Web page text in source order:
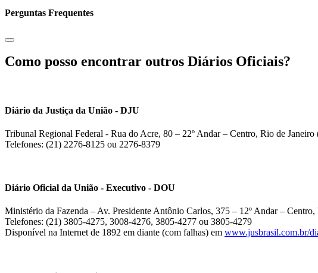
Perguntas Frequentes
Como posso encontrar outros Diários Oficiais?
Diário da Justiça da União - DJU
Tribunal Regional Federal - Rua do Acre, 80 – 22º Andar – Centro, Rio de Janeiro
Telefones: (21) 2276-8125 ou 2276-8379
Diário Oficial da União - Executivo - DOU
Ministério da Fazenda – Av. Presidente Antônio Carlos, 375 – 12º Andar –
Telefones: (21) 3805-4275, 3008-4276, 3805-4277 ou 3805-4279
Disponível na Internet de 1892 em diante (com falhas) em www.jusbrasil.com.br/